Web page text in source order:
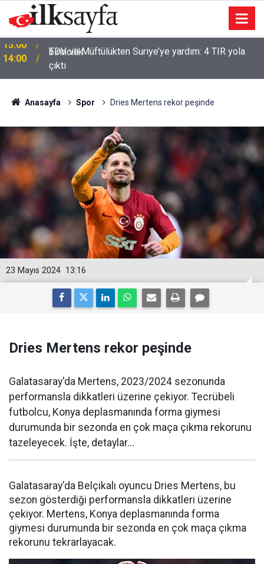
14:00
TDV ve Müftülükten Suriye’ye yardım: 4 TIR yola
çıktı
Anasayfa Spor Dries Mertens rekor peşinde
13:16
23 Mayıs 2024
Dries Mertens rekor peşinde
Galatasaray'da Mertens, 2023/2024 sezonunda
performansla dikkatleri üzerine çekiyor. Tecrübeli
futbolcu, Konya deplasmanında forma giymesi
durumunda bir sezonda en çok maça çıkma rekorunu
tazeleyecek. İşte, detaylar...
Galatasaray'da Belçikalı oyuncu Dries Mertens, bu
sezon gösterdiği performansla dikkatleri üzerine
çekiyor. Mertens, Konya deplasmanında forma
giymesi durumunda bir sezonda en çok maça çıkma
rekorunu tekrarlayacak.